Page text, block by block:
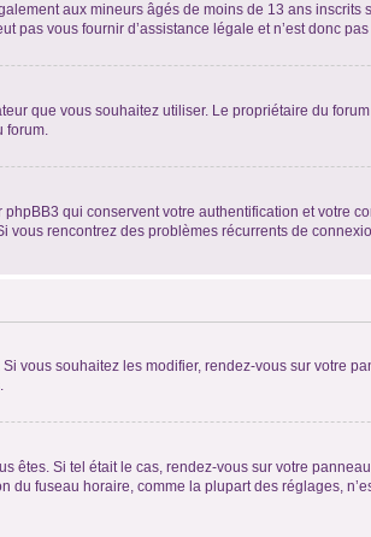
aux mineurs âgés de moins de 13 ans
vous fournir d’assistance légale et n’est donc
que vous souhaitez utiliser. Le propriétaire du
forum.
qui conservent votre authentification et votre
rencontrez des problèmes récurrents de
vous souhaitez les modifier, rendez-vous sur votre
êtes. Si tel était le cas, rendez-vous sur votre
fuseau horaire, comme la plupart des réglages,